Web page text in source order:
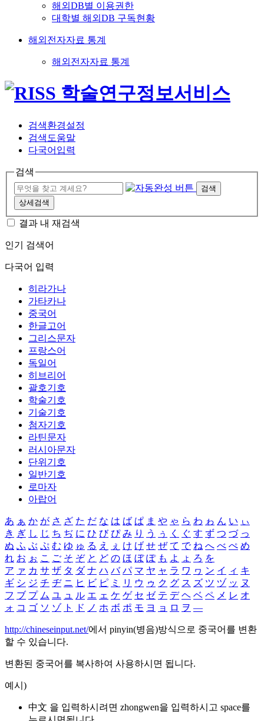
해외DB별 이용권한
대학별 해외DB 구독현황
해외전자자료 통계
해외전자자료 통계
검색환경설정
검색도움말
다국어입력
검색
검색
상세검색
결과 내 재검색
인기 검색어
다국어 입력
히라가나
가타카나
중국어
한글고어
그리스문자
프랑스어
독일어
히브리어
괄호기호
학술기호
기술기호
첨자기호
라틴문자
러시아문자
단위기호
일반기호
로마자
아랍어
あ ぁ か が さ ざ た だ な は ば ぱ ま や ゃ ら わ ゎ ん い ぃ
き ぎ し じ ち ぢ に ひ び ぴ み り う ぅ く ぐ す ず つ づ っ
ぬ ふ ぶ ぷ む ゆ ゅ る え ぇ け げ せ ぜ て で ね へ べ ぺ め
れ お ぉ こ ご そ ぞ と ど の ほ ぼ ぽ も よ ょ ろ を
ア ァ カ サ ザ タ ダ ナ ハ バ パ マ ヤ ャ ラ ワ ヮ ン イ ィ キ
ギ シ ジ チ ヂ ニ ヒ ビ ピ ミ リ ウ ゥ ク グ ス ズ ツ ヅ ッ ヌ
フ ブ プ ム ユ ュ ル エ ェ ケ ゲ セ ゼ テ デ ヘ ベ ペ メ レ オ
ォ コ ゴ ソ ゾ ト ド ノ ホ ボ ポ モ ヨ ョ ロ ヲ ―
http://chineseinput.net/에서 pinyin(병음)방식으로 중국어를 변환
할 수 있습니다.
변환된 중국어를 복사하여 사용하시면 됩니다.
예시)
中文 을 입력하시려면 zhongwen을 입력하시고 space를